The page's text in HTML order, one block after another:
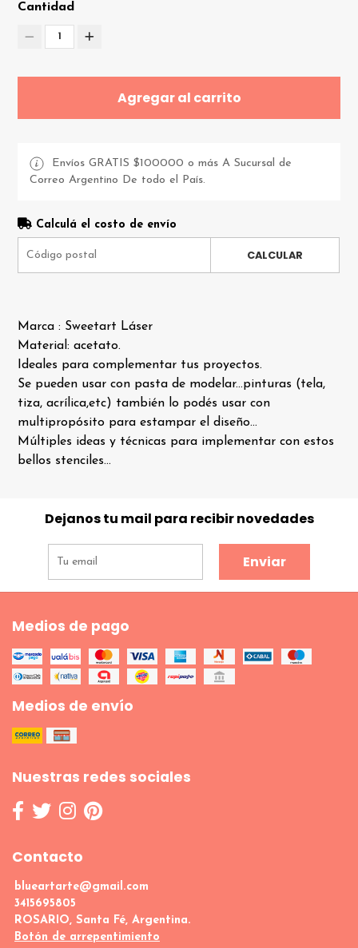
Cantidad
1
Agregar al carrito
Envíos GRATIS $100000 o más A Sucursal de
Correo Argentino De todo el País.
Calculá el costo de envío
CALCULAR
Marca : Sweetart Láser
Material: acetato.
Ideales para complementar tus proyectos.
Se pueden usar con pasta de modelar...pinturas (tela,
tiza, acrílica,etc) también lo podés usar con
multipropósito para estampar el diseño...
Múltiples ideas y técnicas para implementar con estos
bellos stenciles...
Dejanos tu mail para recibir novedades
Enviar
Medios de pago
Medios de envío
Nuestras redes sociales
Contacto
blueartarte@gmail.com
3415695805
ROSARIO, Santa Fé, Argentina.
Botón de arrepentimiento